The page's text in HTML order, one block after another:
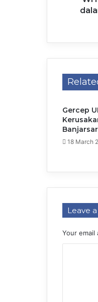
Gercep
18 March
Leave
Your